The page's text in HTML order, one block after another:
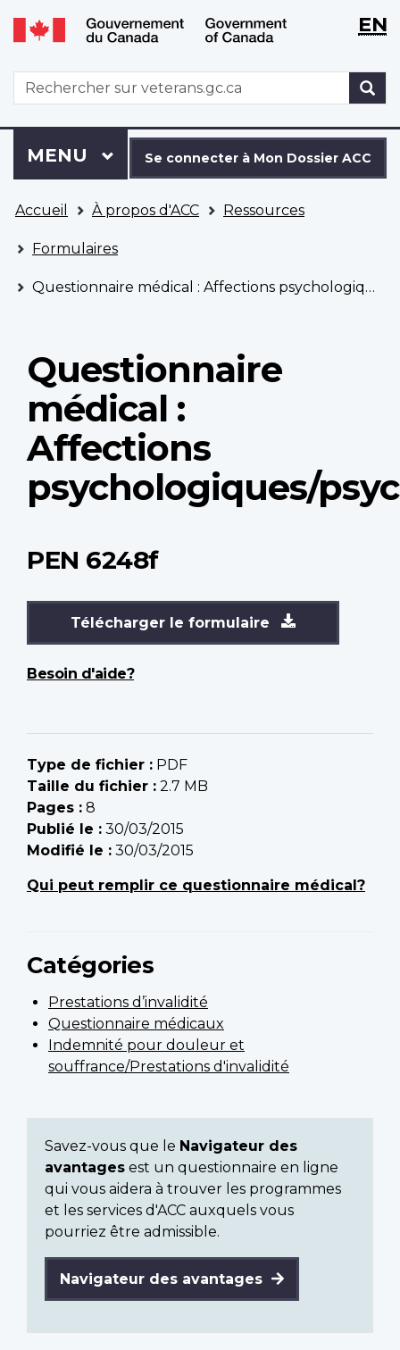
Aller
au
principal
Passer
à
version
HTML
simplifiée
WxT
WxTEN
WxT
Search
form
connecter
à
Dossier
ACC
Se connecter à Mon Dossier ACC
Menu
MENU PRINCIPAL
êtes
ici
Accueil À propos d'ACC Ressources
Formulaires
Questionnaire médical : Affections psychologiques/psychiatriques
Questionnaire
médical :
Affections
psychologiques/
PEN 6248f
Télécharger le formulaire
Besoin d'aide?
Type de fichier : PDF
Taille du fichier : 2.7 MB
Pages : 8
Publié le : 30/03/2015
Modifié le : 30/03/2015
Qui peut remplir ce questionnaire médical?
Catégories
Prestations d’invalidité
Questionnaire médicaux
Indemnité pour douleur et
souffrance/Prestations d'invalidité
Savez-vous que le Navigateur des
avantages est un questionnaire en ligne
qui vous aidera à trouver les programmes
et les services d'ACC auxquels vous
pourriez être admissible.
Navigateur des avantages